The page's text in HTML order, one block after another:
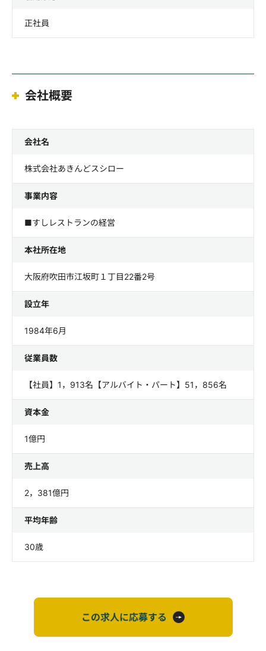
正社員
会社概要
会社名
株式会社あきんどスシロー
事業内容
■すしレストランの経営
本社所在地
大阪府吹田市江坂町１丁目22番2号
設立年
1984年6月
従業員数
【社員】1，913名【アルバイト・パート】51，856名
資本金
1億円
売上高
2，381億円
平均年齢
30歳
この求人に応募する